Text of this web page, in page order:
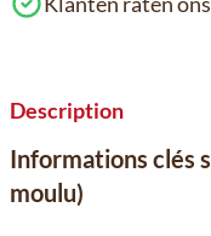
Description
Informations clés
moulu)